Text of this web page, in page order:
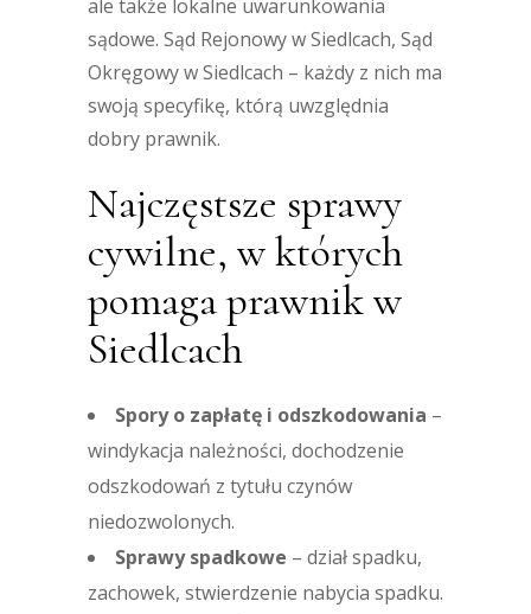
ale także lokalne uwarunkowania
sądowe. Sąd Rejonowy w Siedlcach, Sąd
Okręgowy w Siedlcach – każdy z nich ma
swoją specyfikę, którą uwzględnia
dobry prawnik.
Najczęstsze sprawy
cywilne, w których
pomaga prawnik w
Siedlcach
Spory o zapłatę i odszkodowania –
windykacja należności, dochodzenie
odszkodowań z tytułu czynów
niedozwolonych.
Sprawy spadkowe – dział spadku,
zachowek, stwierdzenie nabycia spadku.